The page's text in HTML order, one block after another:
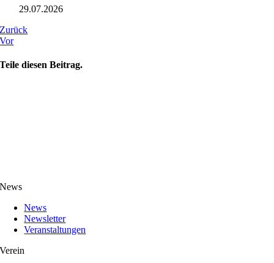
29.07.2026
Zurück
Vor
Teile diesen Beitrag.
News
News
Newsletter
Veranstaltungen
Verein